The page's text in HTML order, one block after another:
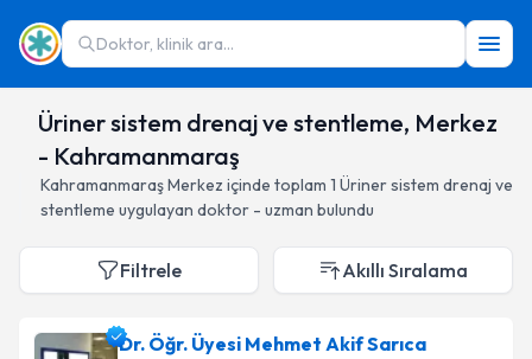
Doktor, klinik ara...
Üriner sistem drenaj ve stentleme, Merkez
- Kahramanmaraş
KahramanmaraşMerkez içinde toplam 1 Üriner sistem drenaj ve
stentleme uygulayan doktor - uzman bulundu
Filtrele Akıllı Sıralama
Dr. Öğr. Üyesi Mehmet Akif Sarıca